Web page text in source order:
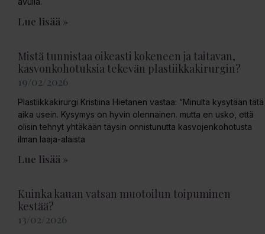
Lue lisää »
Mistä tunnistaa oikeasti kokeneen ja taitavan,
kasvonkohotuksia tekevän plastiikkakirurgin?
19/02/2026
Plastiikkakirurgi Kristiina Hietanen vastaa: ”Minulta kysytään tätä
aika usein. Kysymys on hyvin olennainen. mutta en usko, että
olisin tehnyt yhtäkään täysin onnistunutta kasvojenkohotusta
ilman laaja-alaista
Lue lisää »
Kuinka kauan vatsan muotoilun toipuminen
kestää?
13/02/2026